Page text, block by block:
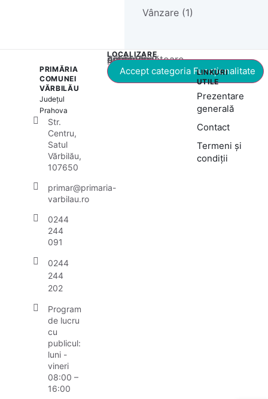
Vânzare (1)
PRIMĂRIA
COMUNEI
VĂRBILĂU
Județul
Prahova
Str.
Centru,
Satul
Vărbilău,
107650
primar@primaria-
varbilau.ro
0244
244
091
0244
244
202
Program
de lucru
cu
publicul:
luni -
vineri
08:00 –
16:00
LOCALIZARE
Acest conținut este blocat până când acceptați categoria corespunzătoare de cookie-uri.
Accept categoria Funcționalitate
LINKURI
UTILE
Prezentare
generală
Contact
Termeni și
condiții